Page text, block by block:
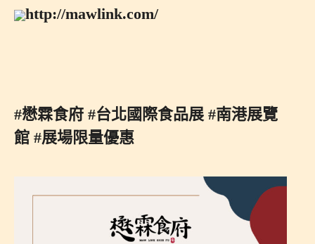
http://mawlink.com/
#懋霖食府 #台北國際食品展 #南港展覽
館 #展場限量優惠